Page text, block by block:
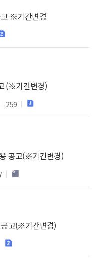
고 ※기간변경
(※기간변경)
259
공고(※기간변경)
공고(※기간변경)